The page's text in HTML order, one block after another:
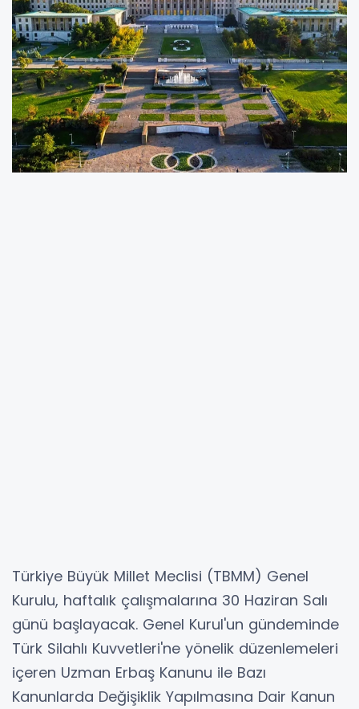
Türkiye Büyük Millet Meclisi (TBMM) Genel
Kurulu, haftalık çalışmalarına 30 Haziran Salı
günü başlayacak. Genel Kurul'un gündeminde
Türk Silahlı Kuvvetleri'ne yönelik düzenlemeleri
içeren Uzman Erbaş Kanunu ile Bazı
Kanunlarda Değişiklik Yapılmasına Dair Kanun